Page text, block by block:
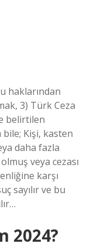
haklarından
3) Türk Ceza
belirtilen
bile; Kişi, kasten
daha fazla
veya cezası
karşı
sayılır ve bu
2024?